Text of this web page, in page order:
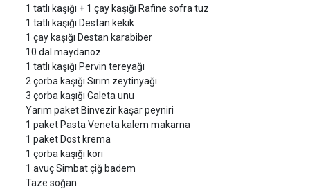
1 tatlı kaşığı + 1 çay kaşığı Rafine sofra tuz
1 tatlı kaşığı Destan kekik
1 çay kaşığı Destan karabiber
10 dal maydanoz
1 tatlı kaşığı Pervin tereyağı
2 çorba kaşığı Sırım zeytinyağı
3 çorba kaşığı Galeta unu
Yarım paket Binvezir kaşar peyniri
1 paket Pasta Veneta kalem makarna
1 paket Dost krema
1 çorba kaşığı köri
1 avuç Simbat çiğ badem
Taze soğan